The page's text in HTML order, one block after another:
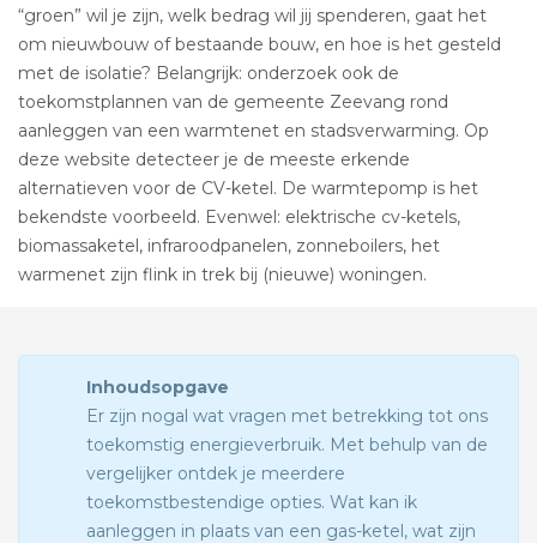
“groen” wil je zijn, welk bedrag wil jij spenderen, gaat het
om nieuwbouw of bestaande bouw, en hoe is het gesteld
met de isolatie? Belangrijk: onderzoek ook de
toekomstplannen van de gemeente Zeevang rond
aanleggen van een warmtenet en stadsverwarming. Op
deze website detecteer je de meeste erkende
alternatieven voor de CV-ketel. De warmtepomp is het
bekendste voorbeeld. Evenwel: elektrische cv-ketels,
biomassaketel, infraroodpanelen, zonneboilers, het
warmenet zijn flink in trek bij (nieuwe) woningen.
Inhoudsopgave
Er zijn nogal wat vragen met betrekking tot ons
toekomstig energieverbruik. Met behulp van de
vergelijker ontdek je meerdere
toekomstbestendige opties. Wat kan ik
aanleggen in plaats van een gas-ketel, wat zijn